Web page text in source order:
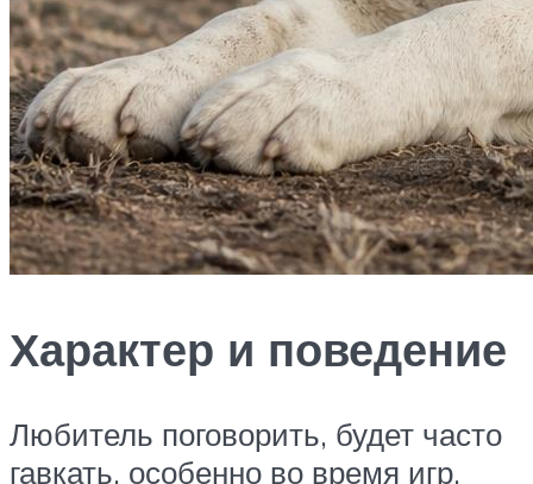
Характер и поведение
Любитель поговорить, будет часто
гавкать, особенно во время игр.